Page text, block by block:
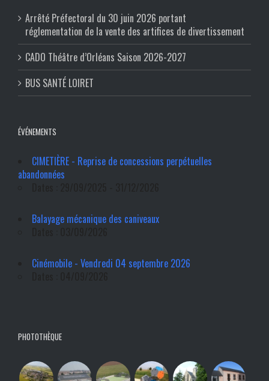
Arrêté Préfectoral du 30 juin 2026 portant
réglementation de la vente des artifices de divertissement
CADO Théâtre d’Orléans Saison 2026-2027
BUS SANTÉ LOIRET
ÉVÉNEMENTS
CIMETIÈRE - Reprise de concessions perpétuelles
abandonnées
Balayage mécanique des caniveaux
Cinémobile - Vendredi 04 septembre 2026
PHOTOTHÈQUE